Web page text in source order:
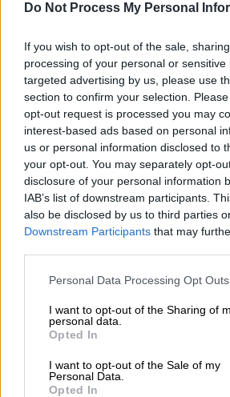
Do Not Process My Personal
If you wish to opt-out of the sale,
processing of your personal or
targeted advertising by us, please use
section to confirm your selection.
opt-out request is processed you may
interest-based ads based on personal
us or personal information disclosed to
your opt-out. You may separately opt-
disclosure of your personal information
IAB’s list of downstream participants.
also be disclosed by us to third parties
Downstream Participants that may
Please note that this website/app uses
not limited to your visit or usage
grant or deny consent to Google and its
use your data for below specified
consent section.
Personal Data Processing Opt Outs
I want to opt-out of the Sharing of
personal data.
Opted In
I want to opt-out of the Sale of my
Personal Data.
Opted In
ΔΕΗ: «Πράσινο» στην
κεφαλαίου από τη Γενική
Εγκρίθηκε και η πώληση
ΔΕΔΔΗΕ
Στο πλαίσιο της Γ.Σ., η
εταιρείας χαρακτήρισε ως
ευκαιρία την τρέχουσα